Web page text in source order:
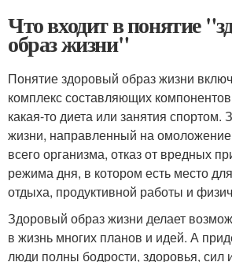
Что входит в понятие
образ жизни"
Понятие здоровый образ жизни
комплекс составляющих
какая-то диета или занятия
жизни, направленный на
всего организма, отказ от вредных
режима дня, в котором есть место
отдыха, продуктивной работы и
Здоровый образ жизни делает
в жизнь многих планов и идей. А
люди полны бодрости, здоровья, сил